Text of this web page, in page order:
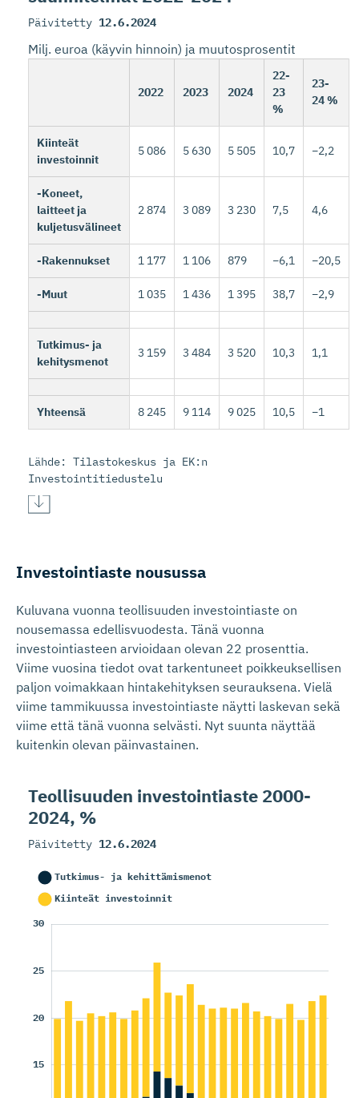
Päivitetty 12.6.2024
Milj. euroa (käyvin hinnoin) ja muutosprosentit
2022 2023 2024
22-
23
%
23-
24 %
Kiinteät
investoinnit
5 086 5 630 5 505 10,7 −2,2
-Koneet,
laitteet ja
kuljetusvälineet
2 874 3 089 3 230 7,5 4,6
-Rakennukset 1 177 1 106 879 −6,1 −20,5
-Muut 1 035 1 436 1 395 38,7 −2,9
Tutkimus- ja
kehitysmenot
3 159 3 484 3 520 10,3 1,1
Yhteensä 8 245 9 114 9 025 10,5 −1
Lähde: Tilastokeskus ja EK:n
Investointitiedustelu
Investoin­tiaste nousussa
Kuluvana vuonna teollisuuden investointiaste on
nousemassa edellisvuodesta. Tänä vuonna
investointiasteen arvioidaan olevan 22 prosenttia.
Viime vuosina tiedot ovat tarkentuneet poikkeuksellisen
paljon voimakkaan hintakehityksen seurauksena. Vielä
viime tammikuussa investointiaste näytti laskevan sekä
viime että tänä vuonna selvästi. Nyt suunta näyttää
kuitenkin olevan päinvastainen.
Teollisuuden investoin­tiaste 2000-
2024, %
Päivitetty 12.6.2024